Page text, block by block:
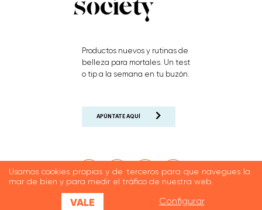
Productos nuevos y rutinas de
belleza para mortales. Un test
o tip a la semana en tu buzón.
APÚNTATE AQUÍ
Usamos cookies propias y de terceros para que navegues la
mar de bien y para medir el tráfico de nuestra web.
VALE Configurar